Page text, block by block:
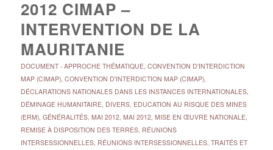
2012 CIMAP –
INTERVENTION DE LA
MAURITANIE
DOCUMENT- APPROCHE THÉMATIQUE, CONVENTION D'INTERDICTION
MAP (CIMAP), CONVENTION D'INTERDICTION MAP (CIMAP),
DÉCLARATIONS NATIONALES DANS LES INSTANCES INTERNATIONALES,
DÉMINAGE HUMANITAIRE, DIVERS, EDUCATION AU RISQUE DES MINES
(ERM), GÉNÉRALITÉS, MAI 2012, MAI 2012, MISE EN ŒUVRE NATIONALE,
REMISE À DISPOSITION DES TERRES, RÉUNIONS
INTERSESSIONNELLES, RÉUNIONS INTERSESSIONNELLES, TRAITÉS ET